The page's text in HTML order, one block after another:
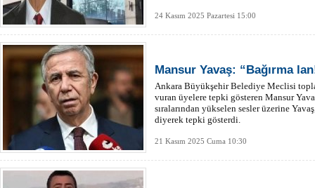
24 Kasım 2025 Pazartesi 15:00
Mansur Yavaş: “Bağırma
Ankara Büyükşehir Belediye Meclisi
vuran üyelere tepki gösteren Mansur
sıralarından yükselen sesler üzerine
diyerek tepki gösterdi.
21 Kasım 2025 Cuma 10:30